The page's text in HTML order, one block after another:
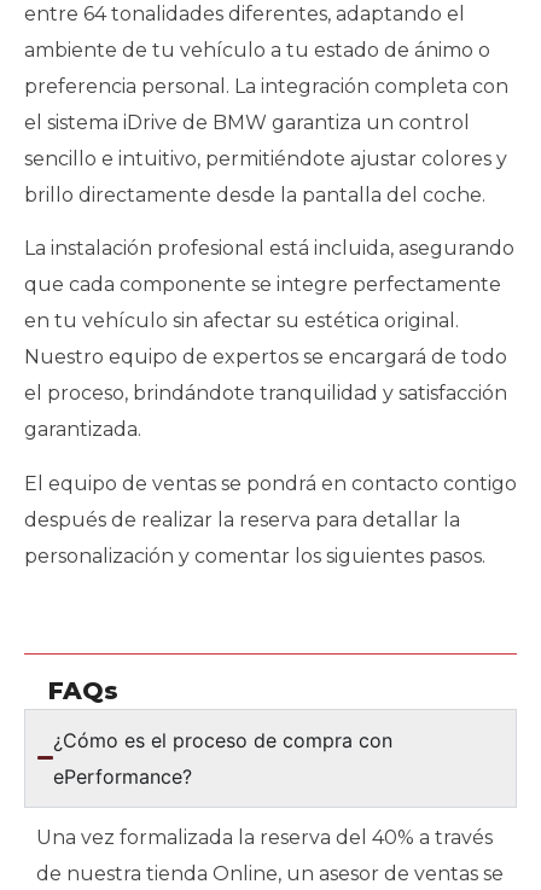
entre 64 tonalidades diferentes, adaptando el
ambiente de tu vehículo a tu estado de ánimo o
preferencia personal. La integración completa con
el sistema iDrive de BMW garantiza un control
sencillo e intuitivo, permitiéndote ajustar colores y
brillo directamente desde la pantalla del coche.
La instalación profesional está incluida, asegurando
que cada componente se integre perfectamente
en tu vehículo sin afectar su estética original.
Nuestro equipo de expertos se encargará de todo
el proceso, brindándote tranquilidad y satisfacción
garantizada.
El equipo de ventas se pondrá en contacto contigo
después de realizar la reserva para detallar la
personalización y comentar los siguientes pasos.
FAQs
¿Cómo es el proceso de compra con
ePerformance?
Una vez formalizada la reserva del 40% a través
de nuestra tienda Online, un asesor de ventas se